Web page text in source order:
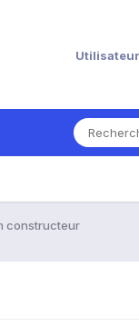
constructeur